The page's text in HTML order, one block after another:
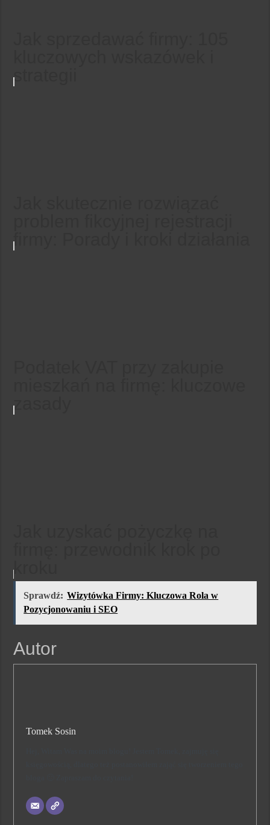
strategii
firmy: Porady i kroki działania
zasady
kroku
Sprawdź: Wizytówka Firmy: Kluczowa Rola w
Pozycjonowaniu i SEO
Autor
Tomek Sosin